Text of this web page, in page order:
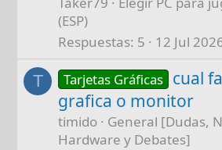
(ESP)
Respuestas 5 12 Jul
T Tarjetas Gráficas cual
grafica o monitor
timido
General [Dudas,
Hardware y Debates]